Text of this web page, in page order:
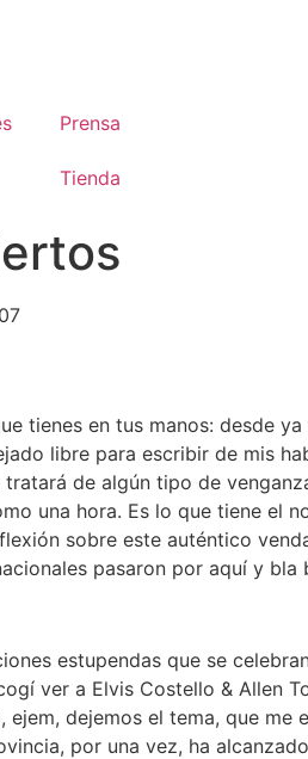
Prensa
Tienda
tienes en tus manos: desde
libre para escribir de mis
de algún tipo de
una hora. Es lo que tiene el
sobre este auténtico
pasaron por aquí y bla
estupendas que se
ver a Elvis Costello & Allen
dejemos el tema, que me
por una vez, ha